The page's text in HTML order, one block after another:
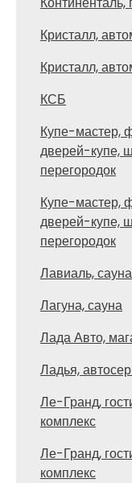
Кристалл,
Кристалл,
КСБ
Купе-мастер,
дверей-купе,
перегородок
Купе-мастер,
дверей-купе,
перегородок
Лавиаль, сауна
Лагуна, сауна
Лада Авто,
Ладья,
Ле-Гранд,
комплекс
Ле-Гранд,
комплекс